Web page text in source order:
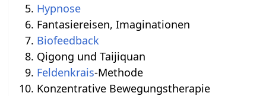
Hypnose
Fantasiereisen, Imaginationen
Biofeedback
Qigong und Taijiquan
Feldenkrais-Methode
Konzentrative Bewegungstherapie